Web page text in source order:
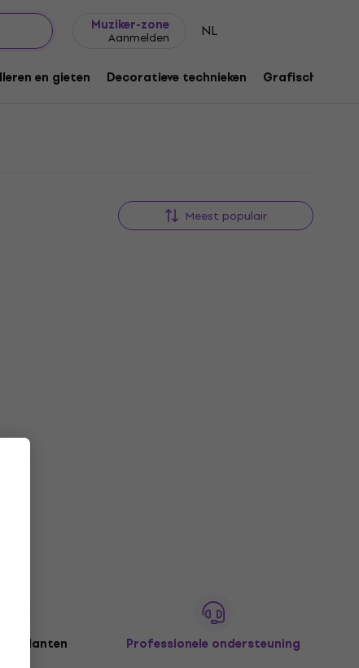
Muziker-zone
Aanmelden NL
en gieten Decoratieve technieken Grafische
Meest populair
klanten Professionele ondersteuning